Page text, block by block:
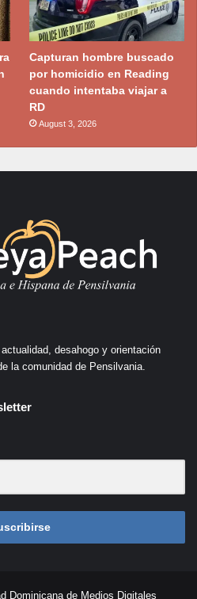
Capturan hombre buscado
por homicidio en Reading
cuando intentaba viajar a
RD
August 3, 2026
desahogo y orientación
la comunidad de Pensilvania.
Dominicana de Medios Digitales